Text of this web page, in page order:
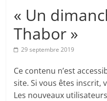
Pratique
et
« Un
Thabor »
29 septembre 2019
Ce contenu n’est
site. Si vous êtes inscrit,
Les nouveaux